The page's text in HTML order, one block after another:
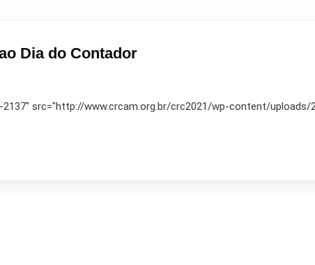
Dia do Contador
src="http://www.crcam.org.br/crc2021/wp-content/uploads/